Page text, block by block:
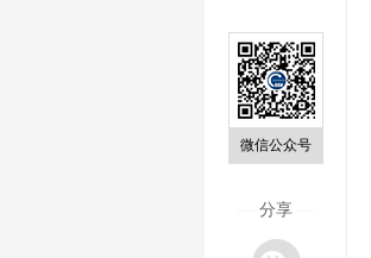
微信公众号
分享